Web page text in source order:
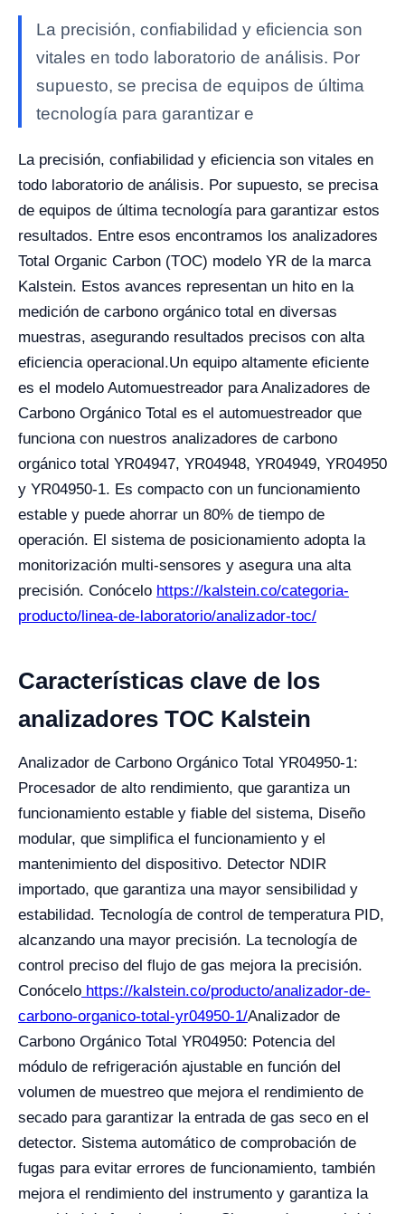
La precisión, confiabilidad y eficiencia son
vitales en todo laboratorio de análisis. Por
supuesto, se precisa de equipos de última
tecnología para garantizar e
La precisión, confiabilidad y eficiencia son vitales en
todo laboratorio de análisis. Por supuesto, se precisa
de equipos de última tecnología para garantizar estos
resultados. Entre esos encontramos los analizadores
Total Organic Carbon (TOC) modelo YR de la marca
Kalstein. Estos avances representan un hito en la
medición de carbono orgánico total en diversas
muestras, asegurando resultados precisos con alta
eficiencia operacional.Un equipo altamente eficiente
es el modelo Automuestreador para Analizadores de
Carbono Orgánico Total es el automuestreador que
funciona con nuestros analizadores de carbono
orgánico total YR04947, YR04948, YR04949, YR04950
y YR04950-1. Es compacto con un funcionamiento
estable y puede ahorrar un 80% de tiempo de
operación. El sistema de posicionamiento adopta la
monitorización multi-sensores y asegura una alta
precisión. Conócelo https://kalstein.co/categoria-
producto/linea-de-laboratorio/analizador-toc/
Características clave de los
analizadores TOC Kalstein
Analizador de Carbono Orgánico Total YR04950-1:
Procesador de alto rendimiento, que garantiza un
funcionamiento estable y fiable del sistema, Diseño
modular, que simplifica el funcionamiento y el
mantenimiento del dispositivo. Detector NDIR
importado, que garantiza una mayor sensibilidad y
estabilidad. Tecnología de control de temperatura PID,
alcanzando una mayor precisión. La tecnología de
control preciso del flujo de gas mejora la precisión.
Conócelo https://kalstein.co/producto/analizador-de-
carbono-organico-total-yr04950-1/Analizador de
Carbono Orgánico Total YR04950: Potencia del
módulo de refrigeración ajustable en función del
volumen de muestreo que mejora el rendimiento de
secado para garantizar la entrada de gas seco en el
detector. Sistema automático de comprobación de
fugas para evitar errores de funcionamiento, también
mejora el rendimiento del instrumento y garantiza la